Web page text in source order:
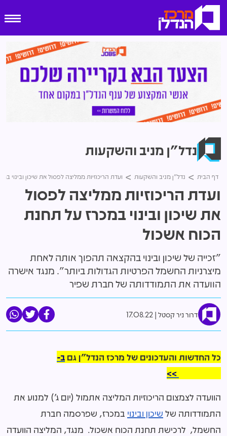
נדל"ן מניב והשקעות
דף הבית נדל"ן מניב והשקעות ועדת הריכוזיות ממליצה לפסול את שיכון ובינוי
ועדת הריכוזיות ממליצה לפסול
את שיכון ובינוי במכרז על תחנת
הכוח אשכול
"זכייה של שיכון ובינוי בהקצאה תהפוך אותה לאחת
מיצרניות החשמל הפרטיות הגדולות ביותר". מנגד אישרה
הוועדה את התמודדותה של חברת שפיר
דרור ניר קסטל 17.08.22
כל החדשות והעדכונים של מרכז הנדל"ן גם ב-
הוועדה לצמצום הריכוזיות המליצה אתמול (יום ג') למנוע את
התמודדותה של שיכון ובינוי במכרז, שפרסמה חברת
החשמל, לרכישת תחנת הכוח אשכול. מנגד, המליצה הוועדה